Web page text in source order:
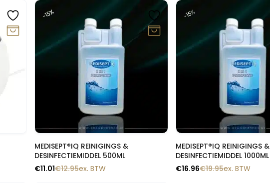
-15%
Snelle blik
MEDISEPT®IQ REINIGINGS &
DESINFECTIEMIDDEL 500ML
€12.95
€11.01 ex. BTW
-15%
Snelle blik
MEDISEPT®IQ REINIGINGS &
DESINFECTIEMIDDEL 1000ML
€19.95
€16.96 ex. BTW